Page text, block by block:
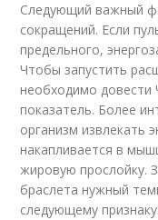
Следующий важный
сокращений. Если
предельного,
Чтобы запустить
необходимо довести
показатель. Более
организм извлекать
накапливается в
жировую прослойку.
браслета нужный
следующему